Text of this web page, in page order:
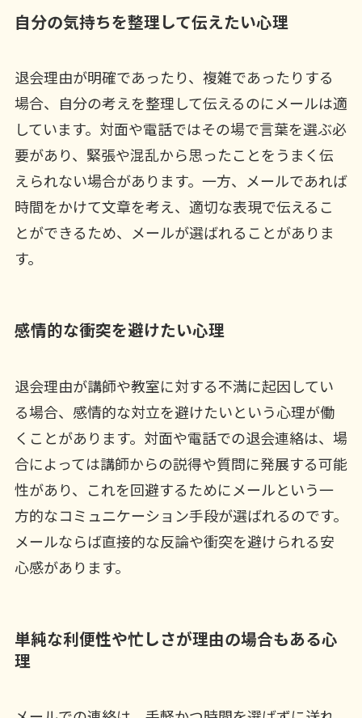
自分の気持ちを整理して伝えたい心理
退会理由が明確であったり、複雑であったりする
場合、自分の考えを整理して伝えるのにメールは適
しています。対面や電話ではその場で言葉を選ぶ必
要があり、緊張や混乱から思ったことをうまく伝
えられない場合があります。一方、メールであれば
時間をかけて文章を考え、適切な表現で伝えるこ
とができるため、メールが選ばれることがありま
す。
感情的な衝突を避けたい心理
退会理由が講師や教室に対する不満に起因してい
る場合、感情的な対立を避けたいという心理が働
くことがあります。対面や電話での退会連絡は、場
合によっては講師からの説得や質問に発展する可能
性があり、これを回避するためにメールという一
方的なコミュニケーション手段が選ばれるのです。
メールならば直接的な反論や衝突を避けられる安
心感があります。
単純な利便性や忙しさが理由の場合もある心
理